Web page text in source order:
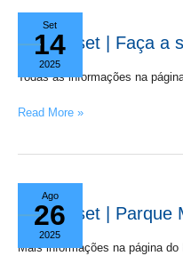
Set
14
2025
27 set | Faça a
Todas as informações na
Faça
sua
Read More »
Ago
26
2025
13 set | Parque
Mais informações na página
Parque